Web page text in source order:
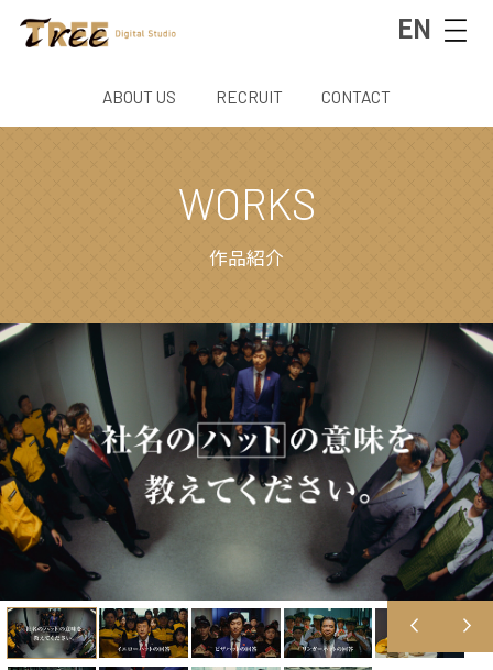
EN
ABOUT US RECRUIT CONTACT
WORKS
作品紹介